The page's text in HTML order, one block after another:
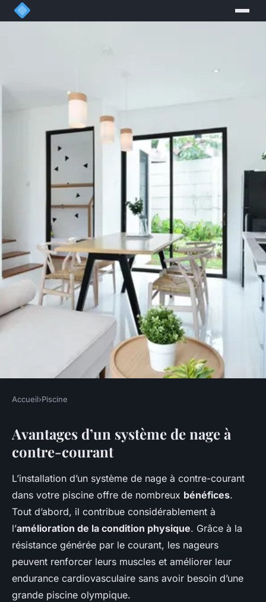
Découvrez les bénéfices d"un
système de nage à contre-
courant dans votre piscine !
admin 29 mars 2025 • 5 min de lecture
Accueil›Piscine
Avantages d’un système de nage à
contre-courant
L’installation d’un système de nage à contre-courant
dans votre piscine offre de nombreux bénéfices.
Tout d’abord, il contribue considérablement à
l’amélioration de la condition physique. Grâce à la
résistance générée par le courant, les nageurs
peuvent renforcer leurs muscles et améliorer leur
endurance cardiovasculaire sans avoir besoin d’une
grande piscine olympique.